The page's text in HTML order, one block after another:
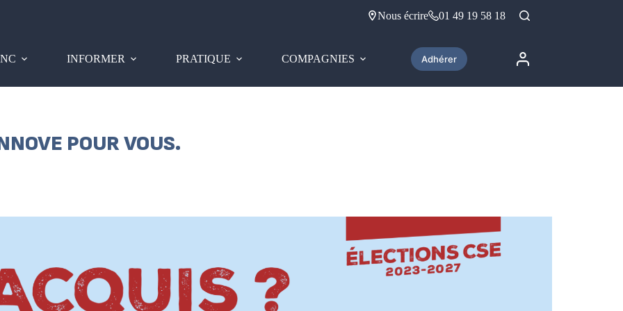
Nous écrire 01 49 19 58 18
INFORMER PRATIQUE COMPAGNIES Adhérer
POUR VOUS.